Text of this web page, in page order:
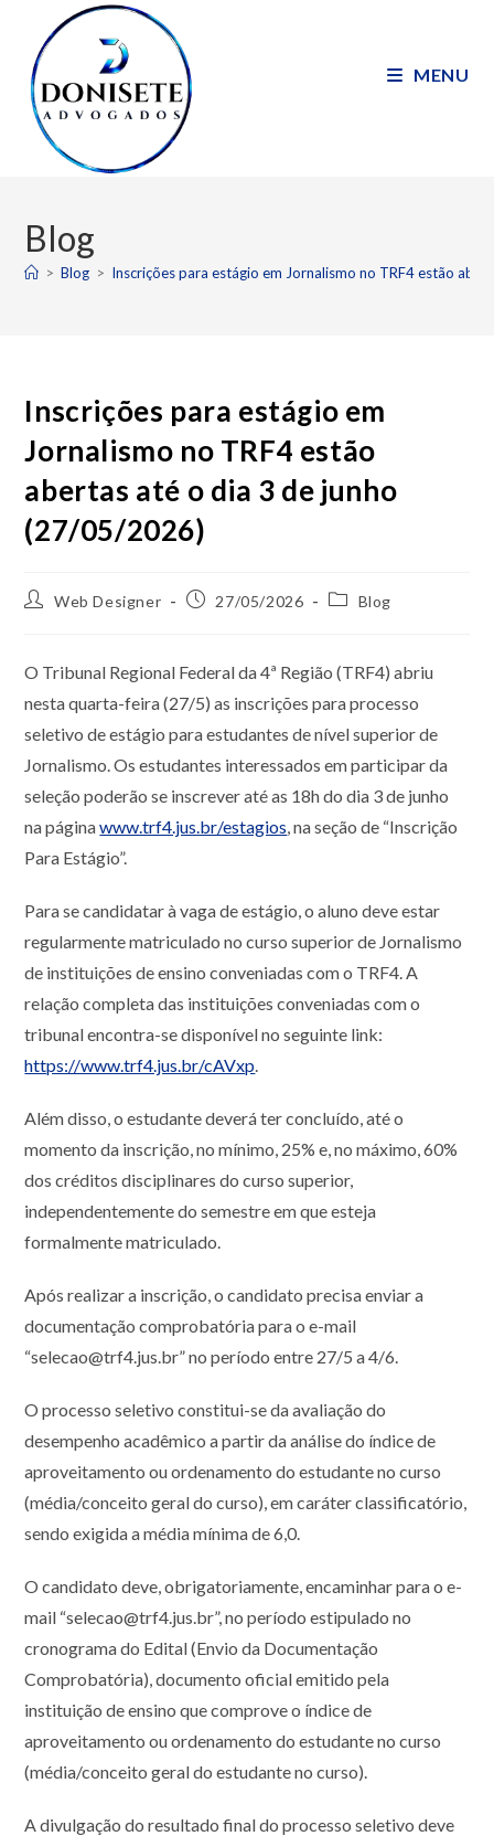
MENU
Blog
> Blog > Inscrições para estágio em Jornalismo no TRF4 estão
Inscrições para estágio em
Jornalismo no TRF4 estão
abertas até o dia 3 de junho
(27/05/2026)
Web Designer 27/05/2026 Blog
O Tribunal Regional Federal da 4ª Região (TRF4) abriu
nesta quarta-feira (27/5) as inscrições para processo
seletivo de estágio para estudantes de nível superior de
Jornalismo. Os estudantes interessados em participar da
seleção poderão se inscrever até as 18h do dia 3 de junho
na páginawww.trf4.jus.br/estagios, na seção de “Inscrição
Para Estágio”.
Para se candidatar à vaga de estágio, o aluno deve estar
regularmente matriculado no curso superior de Jornalismo
de instituições de ensino conveniadas com o TRF4. A
relação completa das instituições conveniadas com o
tribunal encontra-se disponível no seguinte link:
https://www.trf4.jus.br/cAVxp.
Além disso, o estudante deverá ter concluído, até o
momento da inscrição, no mínimo, 25% e, no máximo, 60%
dos créditos disciplinares do curso superior,
independentemente do semestre em que esteja
formalmente matriculado.
Após realizar a inscrição, o candidato precisa enviar a
documentação comprobatória para o e-mail
“selecao@trf4.jus.br” no período entre 27/5 a 4/6.
O processo seletivo constitui-se da avaliação do
desempenho acadêmico a partir da análise do índice de
aproveitamento ou ordenamento do estudante no curso
(média/conceito geral do curso), em caráter classificatório,
sendo exigida a média mínima de 6,0.
O candidato deve, obrigatoriamente, encaminhar para o e-
mail “selecao@trf4.jus.br”, no período estipulado no
cronograma do Edital (Envio da Documentação
Comprobatória), documento oficial emitido pela
instituição de ensino que comprove o índice de
aproveitamento ou ordenamento do estudante no curso
(média/conceito geral do estudante no curso).
A divulgação do resultado final do processo seletivo deve